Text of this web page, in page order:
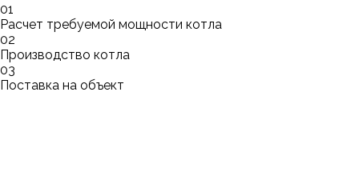
01
Расчет требуемой мощности котла
02
Производство котла
03
Поставка на объект